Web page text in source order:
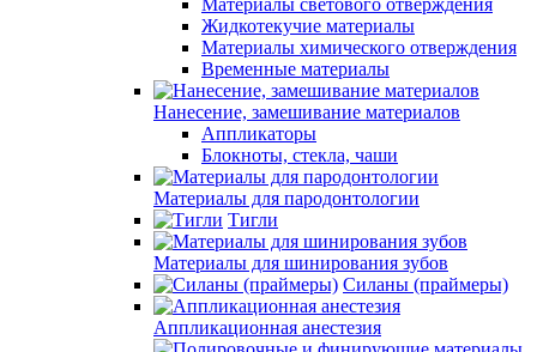
Материалы светового отверждения
Жидкотекучие материалы
Материалы химического отверждения
Временные материалы
Нанесение, замешивание материалов
Аппликаторы
Блокноты, стекла, чаши
Материалы для пародонтологии
Тигли
Материалы для шинирования зубов
Силаны (праймеры)
Аппликационная анестезия